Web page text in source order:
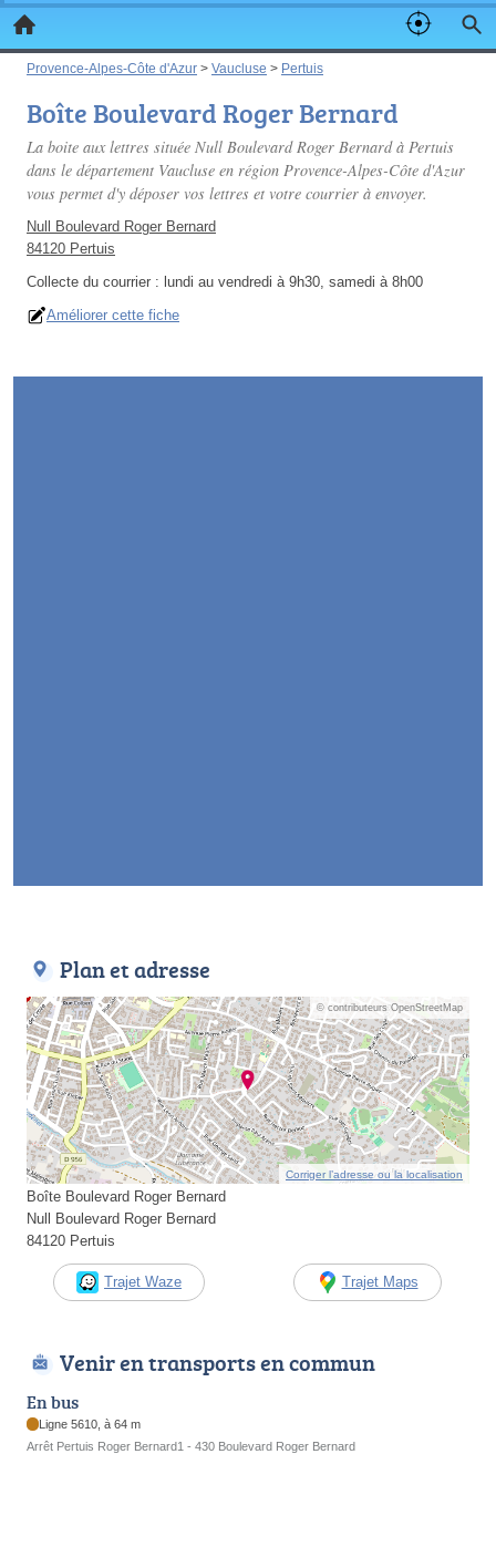
Provence-Alpes-Côte d'Azur > Vaucluse > Pertuis
Boîte Boulevard Roger Bernard
La boite aux lettres située Null Boulevard Roger Bernard à Pertuis
dans le département Vaucluse en région Provence-Alpes-Côte d'Azur
vous permet d'y déposer vos lettres et votre courrier à envoyer.
Null Boulevard Roger Bernard
84120 Pertuis
Collecte du courrier : lundi au vendredi à 9h30, samedi à 8h00
Améliorer cette fiche
Plan et adresse
© contributeurs OpenStreetMap
Corriger l’adresse ou la localisation
Boîte Boulevard Roger Bernard
Null Boulevard Roger Bernard
84120 Pertuis
Trajet Waze Trajet Maps
Venir en transports en commun
En bus
Ligne 5610, à 64 m
Arrêt Pertuis Roger Bernard1 - 430 Boulevard Roger Bernard